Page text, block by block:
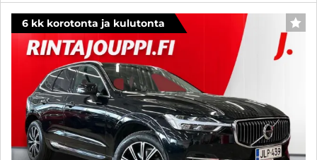
6 kk korotonta ja kulutonta